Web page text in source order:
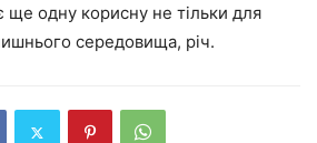
ще одну корисну не тільки для
середовища, річ.